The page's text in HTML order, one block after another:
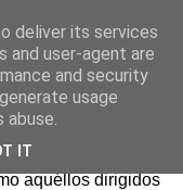
literarias
tienen cabida tanto
aquéllos dirigidos
deliver its services
and user-agent are
and security
usage
IT